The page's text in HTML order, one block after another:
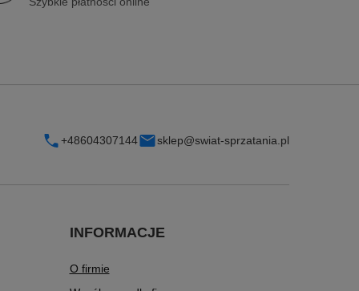
+48604307144 sklep@swiat-sprzatania.pl
INFORMACJE
O firmie